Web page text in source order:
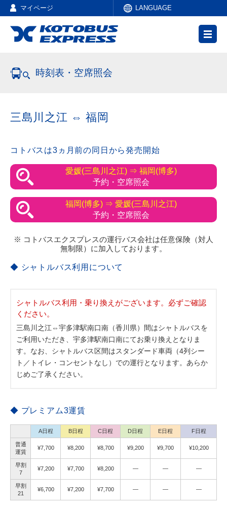
LANGUAGE
マイページ
時刻表・空席照会
三島川之江 ⇔ 福岡
コトバスは3ヵ月前の同日から発売開始
愛媛(三島川之江) ⇒ 福岡(博多)
予約・空席照会
福岡(博多) ⇒ 愛媛(三島川之江)
予約・空席照会
※ コトバスエクスプレスの運行バス会社は任意保険（対人
無制限）に加入しております。
◆ シャトルバス利用について
シャトルバス利用・乗り換えがございます。必ずご確認
ください。
三島川之江⇔宇多津駅南口南（香川県）間はシャトルバスを
ご利用いただき、宇多津駅南口南にてお乗り換えとなりま
す。なお、シャトルバス区間はスタンダード車両（4列シー
ト／トイレ・コンセントなし）での運行となります。あらか
じめご了承ください。
◆ プレミアム3運賃
A日程 B日程 C日程 D日程 E日程 F日程
普通
運賃
¥7,700 ¥8,200 ¥8,700 ¥9,200 ¥9,700 ¥10,200
早割
7
¥7,200 ¥7,700 ¥8,200 ― ― ―
早割
21
¥6,700 ¥7,200 ¥7,700 ― ― ―